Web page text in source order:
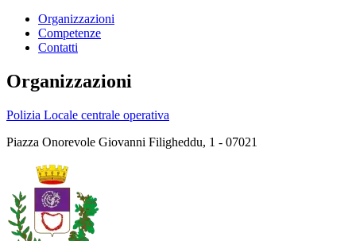
Organizzazioni
Competenze
Contatti
Organizzazioni
Polizia Locale centrale operativa
Piazza Onorevole Giovanni Filigheddu, 1 - 07021